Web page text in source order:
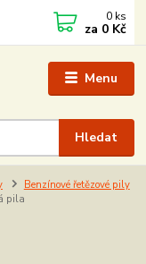
Menu
Hledat
0 ks
za 0 Kč
Benzínové řetězové pily
pila